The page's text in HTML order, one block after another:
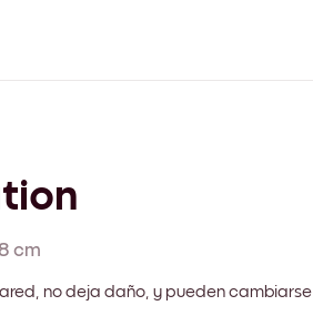
cm
no deja daño, y pueden cambiarse